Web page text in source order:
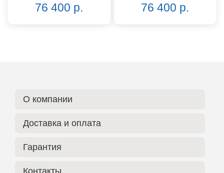
76 400 р. 76 400 р.
О компании
Доставка и оплата
Гарантия
Контакты